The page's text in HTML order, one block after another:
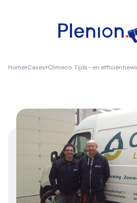
Home Cases Climeco: Tijds- en